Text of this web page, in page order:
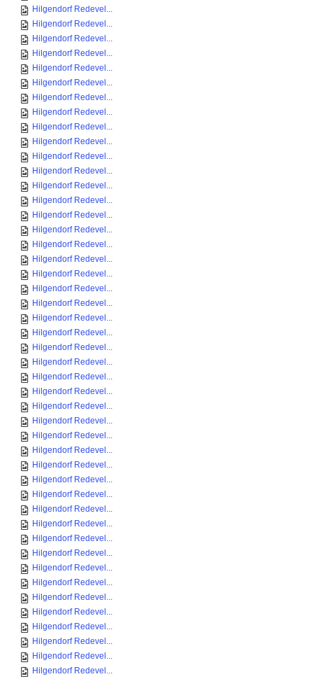
Hilgendorf Redevel...
Hilgendorf Redevel...
Hilgendorf Redevel...
Hilgendorf Redevel...
Hilgendorf Redevel...
Hilgendorf Redevel...
Hilgendorf Redevel...
Hilgendorf Redevel...
Hilgendorf Redevel...
Hilgendorf Redevel...
Hilgendorf Redevel...
Hilgendorf Redevel...
Hilgendorf Redevel...
Hilgendorf Redevel...
Hilgendorf Redevel...
Hilgendorf Redevel...
Hilgendorf Redevel...
Hilgendorf Redevel...
Hilgendorf Redevel...
Hilgendorf Redevel...
Hilgendorf Redevel...
Hilgendorf Redevel...
Hilgendorf Redevel...
Hilgendorf Redevel...
Hilgendorf Redevel...
Hilgendorf Redevel...
Hilgendorf Redevel...
Hilgendorf Redevel...
Hilgendorf Redevel...
Hilgendorf Redevel...
Hilgendorf Redevel...
Hilgendorf Redevel...
Hilgendorf Redevel...
Hilgendorf Redevel...
Hilgendorf Redevel...
Hilgendorf Redevel...
Hilgendorf Redevel...
Hilgendorf Redevel...
Hilgendorf Redevel...
Hilgendorf Redevel...
Hilgendorf Redevel...
Hilgendorf Redevel...
Hilgendorf Redevel...
Hilgendorf Redevel...
Hilgendorf Redevel...
Hilgendorf Redevel...